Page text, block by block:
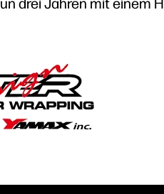
drei Jahren mit einem